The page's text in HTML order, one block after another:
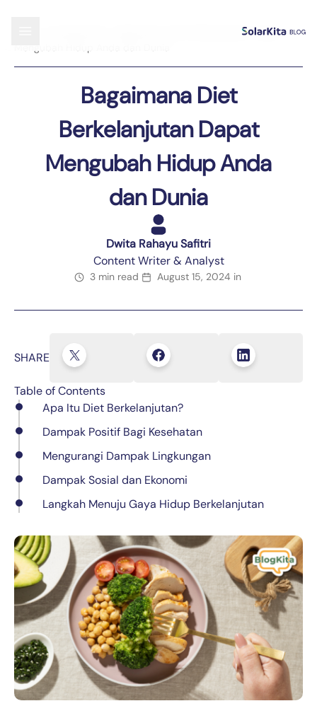
Bagaimana Diet Berkelanjutan Dapat
Bagaimana Diet
Berkelanjutan Dapat
Mengubah Hidup Anda
dan Dunia
Dwita Rahayu Safitri
Content Writer & Analyst
3 min read August 15, 2024 in
SHARE
Table of Contents
Apa Itu Diet Berkelanjutan?
Dampak Positif Bagi Kesehatan
Mengurangi Dampak Lingkungan
Dampak Sosial dan Ekonomi
Langkah Menuju Gaya Hidup Berkelanjutan